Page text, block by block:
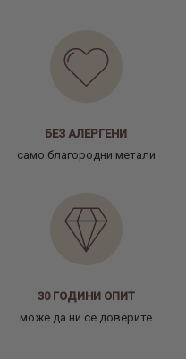
БЕЗ АЛЕРГЕНИ
само благородни метали
30 ГОДИНИ ОПИТ
може да ни се доверите